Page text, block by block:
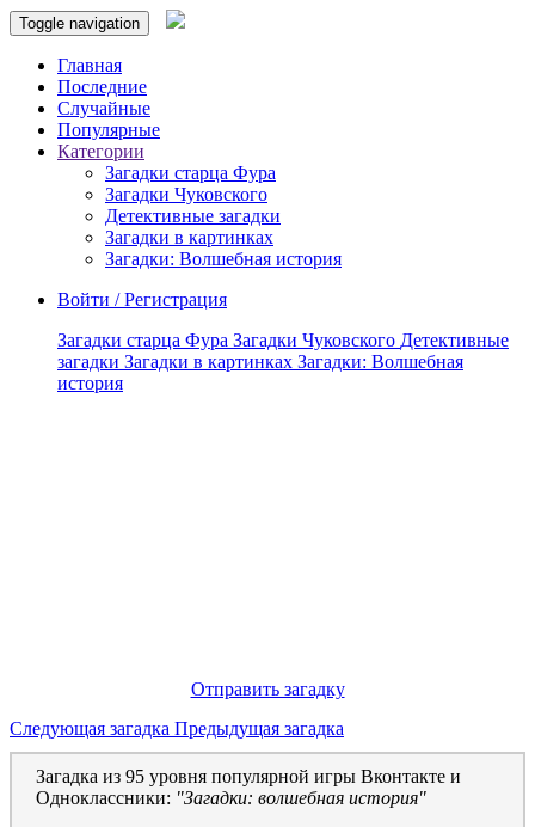
Toggle navigation
Главная
Последние
Случайные
Популярные
Категории
Загадки старца Фура
Загадки Чуковского
Детективные загадки
Загадки в картинках
Загадки: Волшебная история
Войти / Регистрация
Загадки старца Фура Загадки Чуковского Детективные
загадки Загадки в картинках Загадки: Волшебная
история
Отправить загадку
Следующая загадка Предыдущая загадка
Загадка из 95 уровня популярной игры Вконтакте и
Одноклассники: "Загадки: волшебная история"